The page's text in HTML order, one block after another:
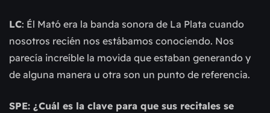
LC: Él Mató era la banda sonora de La Plata cuando
nosotros recién nos estábamos conociendo. Nos
parecía increíble la movida que estaban generando y
de alguna manera u otra son un punto de referencia.
SPE: ¿Cuál es la clave para que sus recitales se